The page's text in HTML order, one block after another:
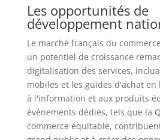
Les opportunités de
développement
Le marché français du
un potentiel de croissance
digitalisation des services,
mobiles et les guides d'achat en
à l'information et aux produits
événements dédiés, tels que la
commerce équitable,